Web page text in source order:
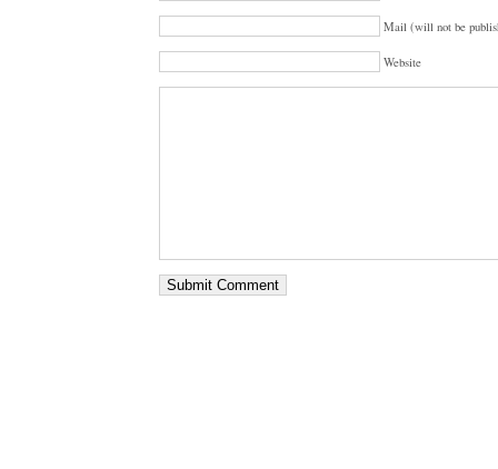
Mail (will not be
Website